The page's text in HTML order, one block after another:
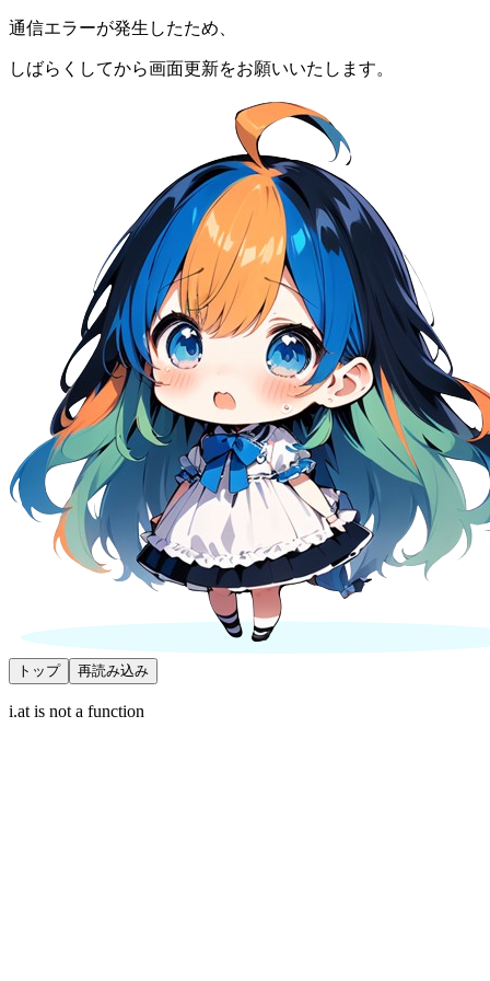
通信エラーが発生したため、
しばらくしてから画面更新をお願いいたします。
トップ 再読み込み
i.at is not a function